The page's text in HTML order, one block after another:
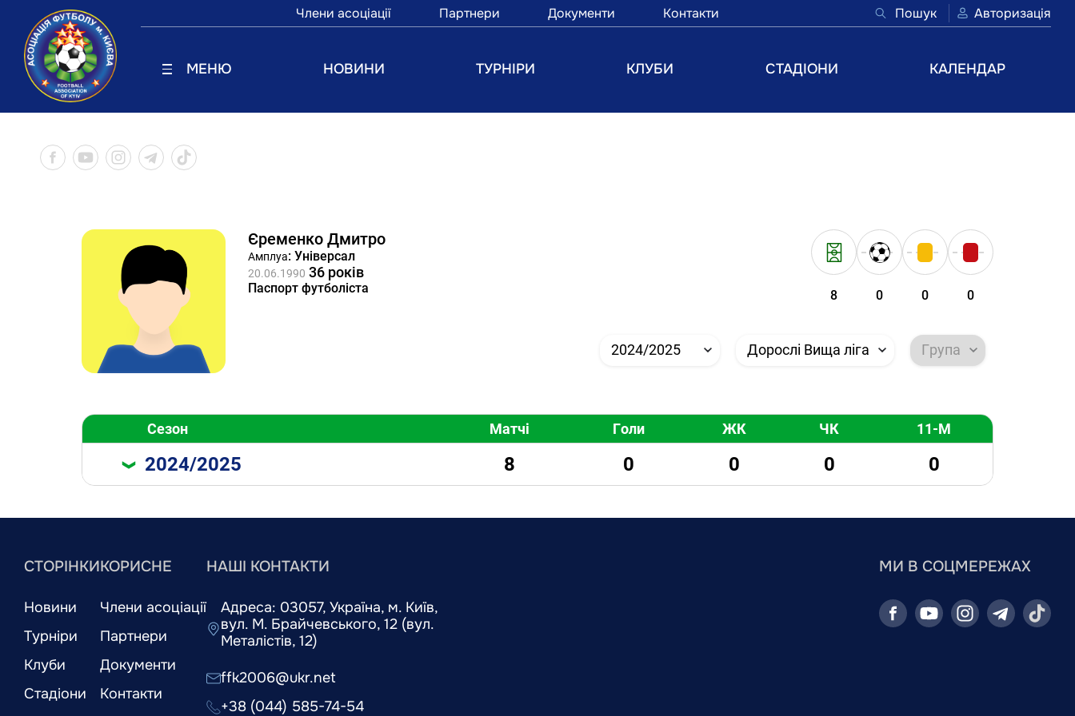
Члени асоціації Партнери Документи Контакти Пошук Авторизація
МЕНЮ НОВИНИ ТУРНІРИ КЛУБИ СТАДІОНИ КАЛЕНДАР
Єременко Дмитро
Амплуа: Універсал
20.06.1990 36 років
Паспорт футболіста 8 0 0 0
2024/2025 Дорослі Вища ліга Група
Сезон Матчі Голи ЖК ЧК 11-М
2024/2025 8 0 0 0 0
СТОРІНКИ
Новини
Турніри
Клуби
Стадіони
КОРИСНЕ
Члени асоціації
Партнери
Документи
Контакти
НАШІ КОНТАКТИ
Адреса: 03057, Україна, м. Київ,
вул. М. Брайчевського, 12 (вул.
Металістів, 12)
ffk2006@ukr.net
+38 (044) 585-74-54
МИ В СОЦМЕРЕЖАХ